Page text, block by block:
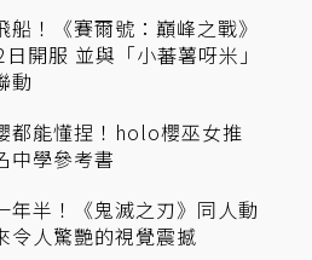
船！《賽爾號：巔峰之戰》
開服 並與「小蕃薯呀米」
動
都能懂捏！holo櫻巫女推
中學參考書
年半！《鬼滅之刃》同人動
令人驚艷的視覺震撼